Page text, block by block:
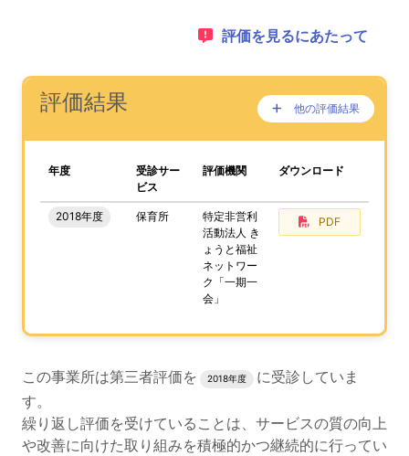
2：
評価を見るにあたって
ナビゲーションリンクの読み上げは以上です。
次は事業所評価を公表するためのエリアです。
(タイトル)
評価結果
ここに過去の公表
他の評価結果
が、あります。
、この事業所の評価結果をPDFでダウンロードするこ
年度
受診サー
ビス
評価機関 ダウンロード
2018年度 保育所
特定非営利
活動法人 き
ょうと福祉
ネットワー
ク「一期一
会」
PDF
評価結果のPDFでのダウンロードエリアの読み上げは以上
この事業所は第三者評価を 2018年度
に受診していま
す。
繰り返し評価を受けていることは、サービスの質の向上
や改善に向けた取り組みを積極的かつ継続的に行ってい